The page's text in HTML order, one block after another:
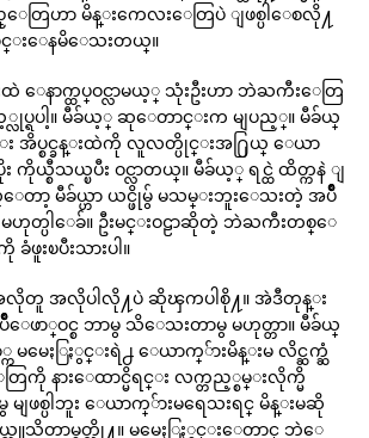
ေတြဟာ မိန္းကေလးေတြပဲ ျဖစ္ပါေစလို႔
းေနမိေသးတယ္။
ေနာက္ထပ္ဝင္လာမယ့္ သုံးဦးဟာ ဘဲႀကီးေတြ
ပ္ရပါ့။ မီခ်ယ့္ ဆုေတာင္းက မျပည့္။ မီခ်ယ္
း အိပ္စင္ခန္းထဲကို လူလတ္ပိုင္းအ႐ြယ္ ေယာ
ကိုယ္စီသယ္ၿပီး ဝင္လာတယ္။ မီခ်ယ့္ ရင္ထဲ ထိတ္ကနဲ ျ
ေတာ့ မီခ်ယ္ဟာ ယင္ဖိုမွ် မသမ္းဘူးေသးတဲ့ အပ်ိဳ
ဟုတ္ပါေခ်။ ဦးမင္းဝဠာဆိုတဲ့ ဘဲႀကီးတစ္ေ
ဖူးၿပီးသားပါ။
တူ အလိုပါလို႔ပဲ ဆိုၾကပါစို႔။ အဲဒီတုန္း
ဖာ္ဝင္စ ဘာမွ သိေသးတာမွ မဟုတ္တာ။ မီခ်ယ္
မမေႏြႏွင္းရဲ႕ ေယာက္်ားမိန္းမ လိင္ဆက္ဆံ
ေတြကို နားေထာင္မိရင္း လက္တည့္စမ္းလိုက္မိ
ျဖစ္ပါဘူး ေယာက္်ားမရေသးရင္ မိန္းမဆို
သိတာမွတ္လို႔။ မမေႏြႏွင္းေတာင္ ဘဲေ